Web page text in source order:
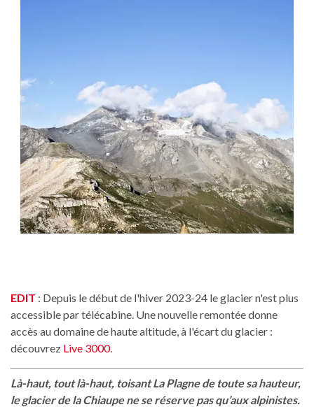
EDIT : Depuis le début de l'hiver 2023-24 le glacier n'est plus
accessible par télécabine. Une nouvelle remontée donne
accès au domaine de haute altitude, à l'écart du glacier :
découvrez Live 3000.
Là-haut, tout là-haut, toisant La Plagne de toute sa hauteur,
le glacier de la Chiaupe ne se réserve pas qu’aux alpinistes.